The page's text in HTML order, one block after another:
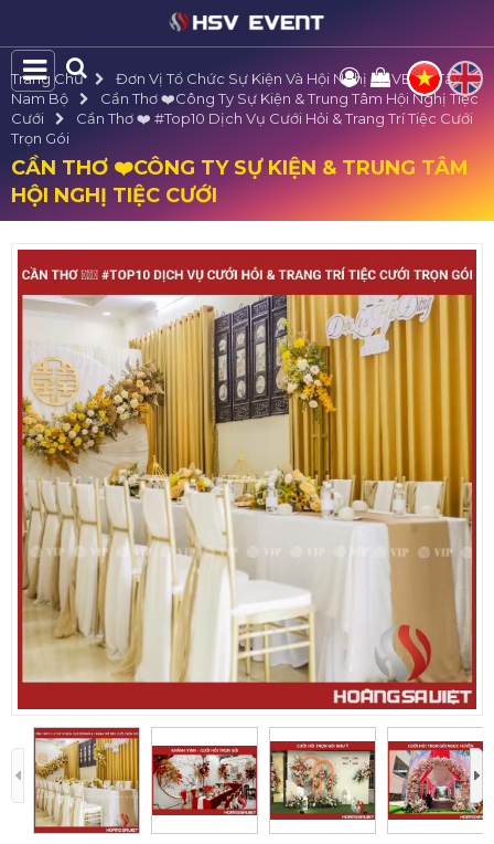
Trang Chủ
Đơn Vị Tổ Chức Sự Kiện Và Hội Nghị HSVE Tại Tây
Nam Bộ
Cần Thơ ❤️️Công Ty Sự Kiện & Trung Tâm Hội Nghị Tiệc
Cưới
Cần Thơ ❤️️ #top10 Dịch Vụ Cưới Hỏi & Trang Trí Tiệc Cưới
Trọn Gói
CẦN THƠ ❤️️CÔNG TY SỰ KIỆN & TRUNG TÂM
HỘI NGHỊ TIỆC CƯỚI